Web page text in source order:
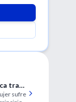
tras
sufre